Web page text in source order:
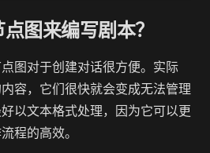
图来编写剧本？
图对于创建对话很方便。实际
容，它们很快就会变成无法管理
以文本格式处理，因为它可以更
程的高效。